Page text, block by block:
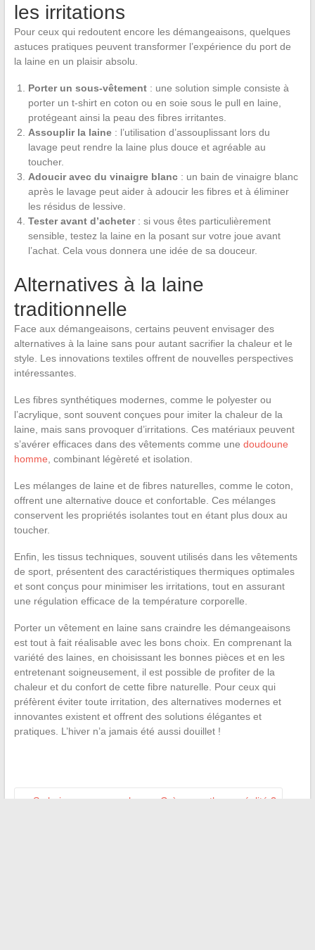
les irritations
Pour ceux qui redoutent encore les démangeaisons, quelques
astuces pratiques peuvent transformer l’expérience du port de
la laine en un plaisir absolu.
Porter un sous-vêtement : une solution simple consiste à
porter un t-shirt en coton ou en soie sous le pull en laine,
protégeant ainsi la peau des fibres irritantes.
Assouplir la laine : l’utilisation d’assouplissant lors du
lavage peut rendre la laine plus douce et agréable au
toucher.
Adoucir avec du vinaigre blanc : un bain de vinaigre blanc
après le lavage peut aider à adoucir les fibres et à éliminer
les résidus de lessive.
Tester avant d’acheter : si vous êtes particulièrement
sensible, testez la laine en la posant sur votre joue avant
l’achat. Cela vous donnera une idée de sa douceur.
Alternatives à la laine
traditionnelle
Face aux démangeaisons, certains peuvent envisager des
alternatives à la laine sans pour autant sacrifier la chaleur et le
style. Les innovations textiles offrent de nouvelles perspectives
intéressantes.
Les fibres synthétiques modernes, comme le polyester ou
l’acrylique, sont souvent conçues pour imiter la chaleur de la
laine, mais sans provoquer d’irritations. Ces matériaux peuvent
s’avérer efficaces dans des vêtements comme une doudoune
homme, combinant légèreté et isolation.
Les mélanges de laine et de fibres naturelles, comme le coton,
offrent une alternative douce et confortable. Ces mélanges
conservent les propriétés isolantes tout en étant plus doux au
toucher.
Enfin, les tissus techniques, souvent utilisés dans les vêtements
de sport, présentent des caractéristiques thermiques optimales
et sont conçus pour minimiser les irritations, tout en assurant
une régulation efficace de la température corporelle.
Porter un vêtement en laine sans craindre les démangeaisons
est tout à fait réalisable avec les bons choix. En comprenant la
variété des laines, en choisissant les bonnes pièces et en les
entretenant soigneusement, il est possible de profiter de la
chaleur et du confort de cette fibre naturelle. Pour ceux qui
préfèrent éviter toute irritation, des alternatives modernes et
innovantes existent et offrent des solutions élégantes et
pratiques. L’hiver n’a jamais été aussi douillet !
Se baigner en novembre en Grèce : mythe ou réalité ?